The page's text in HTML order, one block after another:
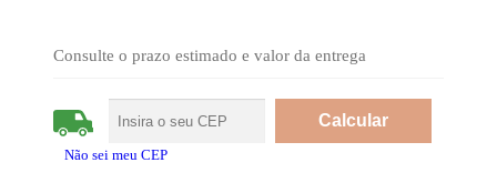
Consulte o prazo estimado e valor da entrega
Não sei meu CEP